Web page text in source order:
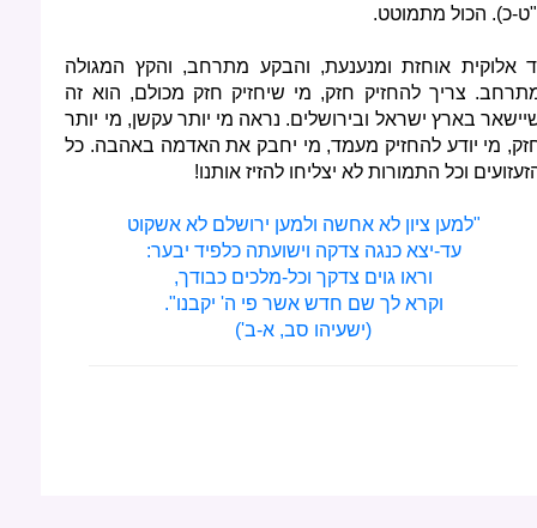
כ). הכול מתמוטט.
אלוקית אוחזת ומנענעת, והבקע מתרחב, והקץ המגולה
צריך להחזיק חזק, מי שיחזיק חזק מכולם, הוא זה
בארץ ישראל ובירושלים. נראה מי יותר עקשן, מי יותר
מי יודע להחזיק מעמד, מי יחבק את האדמה באהבה. כל
וכל התמורות לא יצליחו להזיז אותנו!
"למען ציון לא אחשה ולמען ירושלם לא אשקוט
עד-יצא כנגה צדקה וישועתה כלפיד יבער:
וראו גוים צדקך וכל-מלכים כבודך,
וקרא לך שם חדש אשר פי ה' יקבנו".
(ישעיהו סב, א-ב')